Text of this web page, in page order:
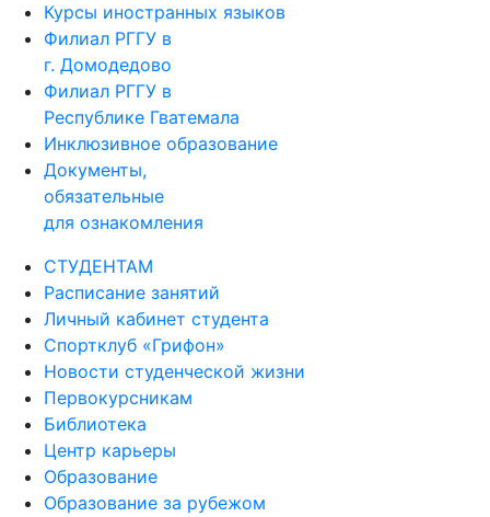
Курсы иностранных языков
Филиал РГГУ в
г. Домодедово
Филиал РГГУ в
Республике Гватемала
Инклюзивное образование
Документы,
обязательные
для ознакомления
СТУДЕНТАМ
Расписание занятий
Личный кабинет студента
Спортклуб «Грифон»
Новости студенческой жизни
Первокурсникам
Библиотека
Центр карьеры
Образование
Образование за рубежом